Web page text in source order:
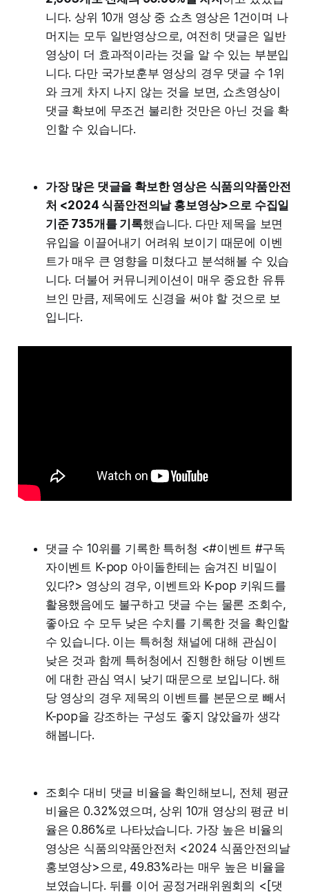
니다. 상위 10개 영상 중 쇼츠 영상은 1건이며 나
머지는 모두 일반영상으로, 여전히 댓글은 일반
영상이 더 효과적이라는 것을 알 수 있는 부분입
니다. 다만 국가보훈부 영상의 경우 댓글 수 1위
와 크게 차지 나지 않는 것을 보면, 쇼츠영상이
댓글 확보에 무조건 불리한 것만은 아닌 것을 확
인할 수 있습니다.
가장 많은 댓글을 확보한 영상은 식품의약품안전
처 <2024 식품안전의날 홍보영상>으로 수집일
기준 735개를 기록했습니다. 다만 제목을 보면
유입을 이끌어내기 어려워 보이기 때문에 이벤
트가 매우 큰 영향을 미쳤다고 분석해볼 수 있습
니다. 더불어 커뮤니케이션이 매우 중요한 유튜
브인 만큼, 제목에도 신경을 써야 할 것으로 보
입니다.
댓글 수 10위를 기록한 특허청 <#이벤트 #구독
자이벤트 K-pop 아이돌한테는 숨겨진 비밀이
있다?> 영상의 경우, 이벤트와 K-pop 키워드를
활용했음에도 불구하고 댓글 수는 물론 조회수,
좋아요 수 모두 낮은 수치를 기록한 것을 확인할
수 있습니다. 이는 특허청 채널에 대해 관심이
낮은 것과 함께 특허청에서 진행한 해당 이벤트
에 대한 관심 역시 낮기 때문으로 보입니다. 해
당 영상의 경우 제목의 이벤트를 본문으로 빼서
K-pop을 강조하는 구성도 좋지 않았을까 생각
해봅니다.
조회수 대비 댓글 비율을 확인해보니, 전체 평균
비율은 0.32%였으며, 상위 10개 영상의 평균 비
율은 0.86%로 나타났습니다. 가장 높은 비율의
영상은 식품의약품안전처 <2024 식품안전의날
홍보영상>으로, 49.83%라는 매우 높은 비율을
보였습니다. 뒤를 이어 공정거래위원회의 <[댓